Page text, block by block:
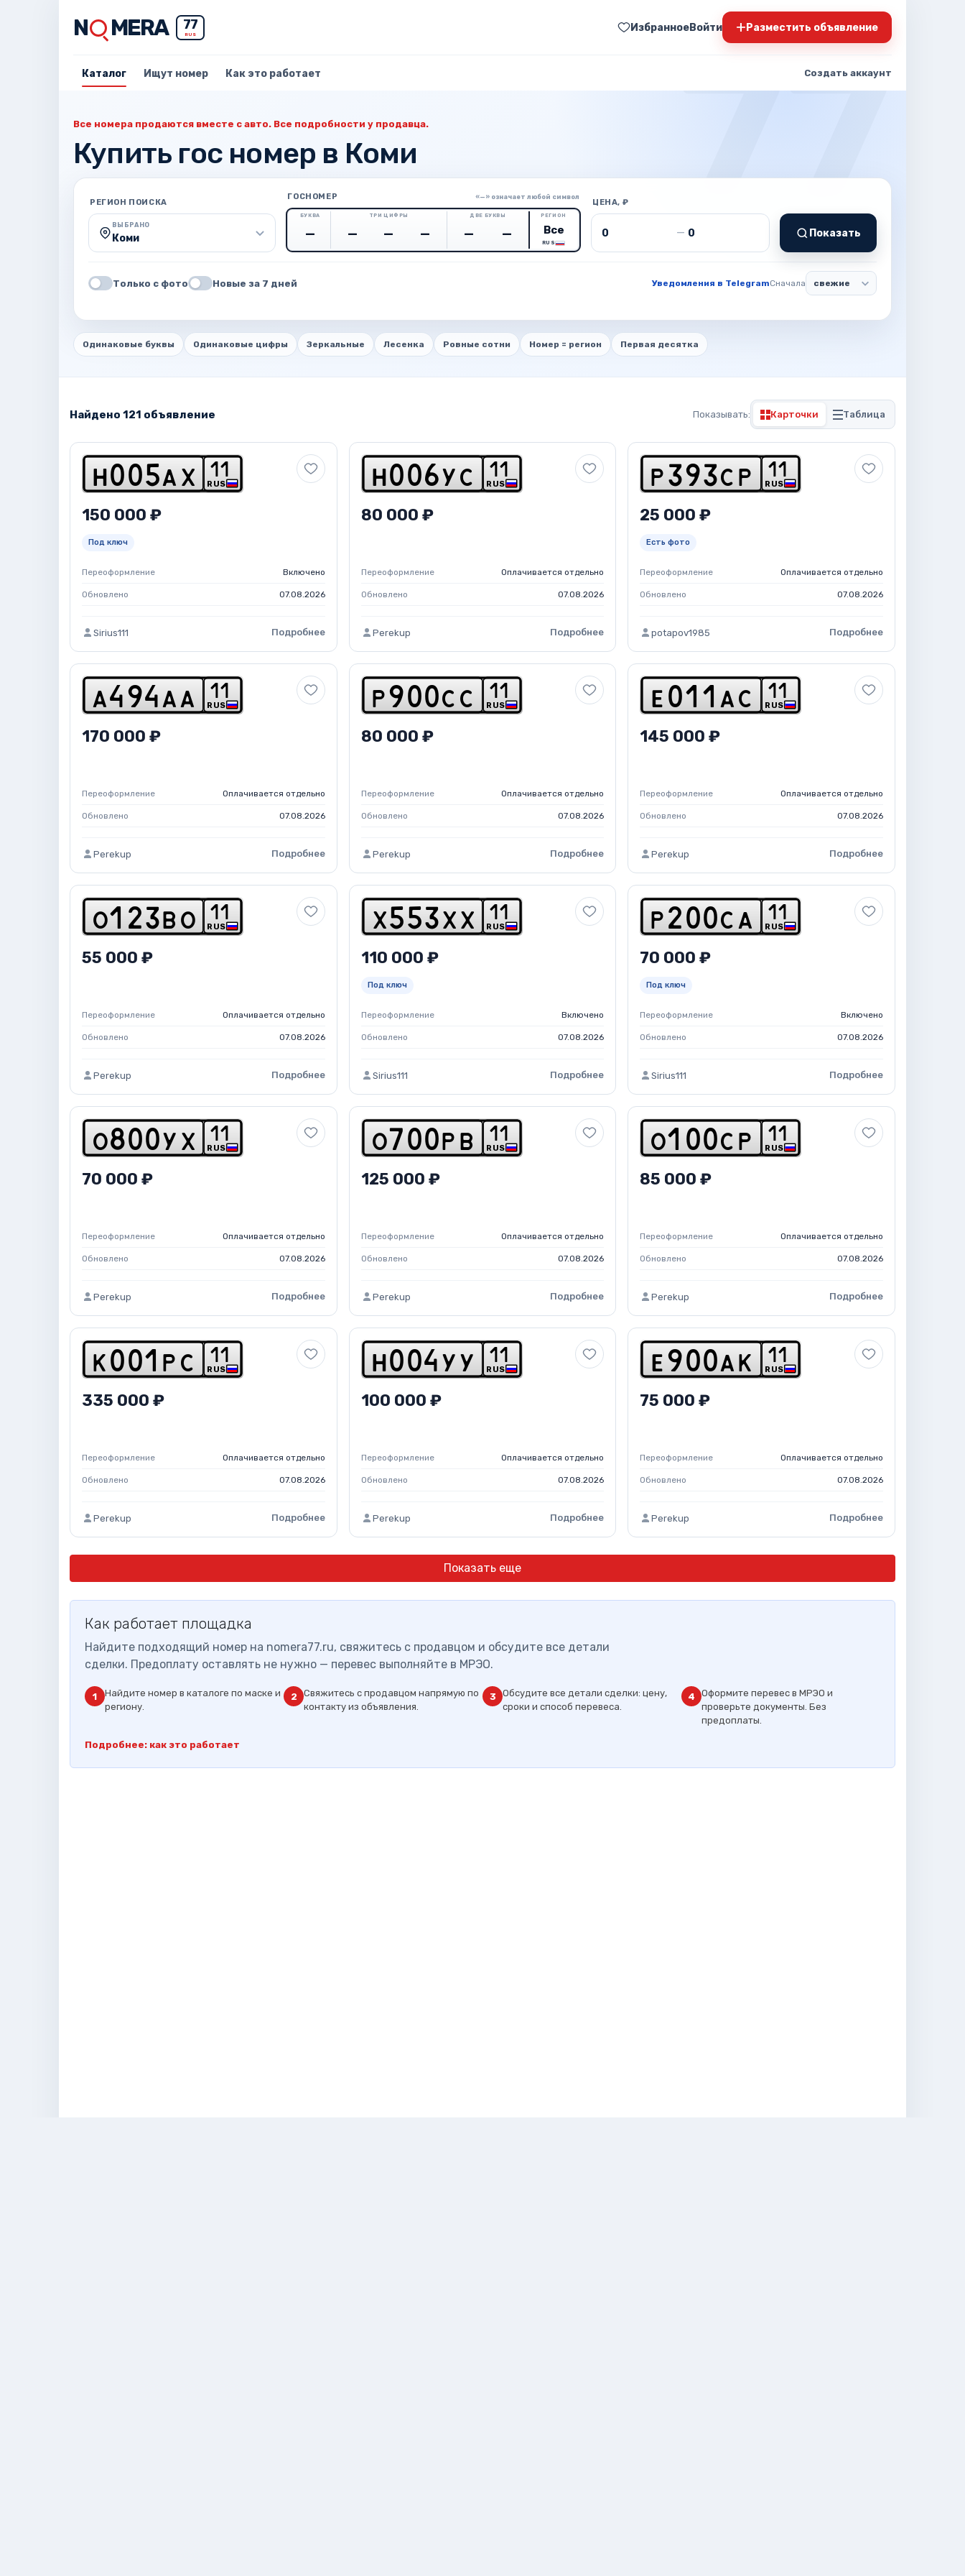
N MERA 77
RUS
ИзбранноеВойти + Разместить объявление
Каталог Ищут номер Как это работает Создать аккаунт
Все номера продаются вместе с авто. Все подробности у продавца.
Купить гос номер в Коми
РЕГИОН ПОИСКА
ВЫБРАНО
Коми
ГОСНОМЕР «—» означает любой символ
БУКВА ТРИ ЦИФРЫ ДВЕ БУКВЫ РЕГИОН
RUS
ЦЕНА, ₽
Цена от — Цена до Показать
Только с фото Новые за 7 дней Уведомления в TelegramСначала
Одинаковые буквы Одинаковые цифры Зеркальные Лесенка Ровные сотни Номер = регион Первая десятка
Найдено 121 объявление Показывать: Карточки Таблица
h 0 0 5 a x RUS
1 1
150 000 ₽
Под ключ
Переоформление Включено
Обновлено 07.08.2026
Sirius111 Подробнее
h 0 0 6 y c RUS
1 1
80 000 ₽
Переоформление Оплачивается отдельно
Обновлено 07.08.2026
Perekup Подробнее
p 3 9 3 c p RUS
1 1
25 000 ₽
Есть фото
Переоформление Оплачивается отдельно
Обновлено 07.08.2026
potapov1985 Подробнее
a 4 94 a a RUS
1 1
170 000 ₽
Переоформление Оплачивается отдельно
Обновлено 07.08.2026
Perekup Подробнее
p 9 0 0 c c RUS
1 1
80 000 ₽
Переоформление Оплачивается отдельно
Обновлено 07.08.2026
Perekup Подробнее
e 0 1 1 a c RUS
1 1
145 000 ₽
Переоформление Оплачивается отдельно
Обновлено 07.08.2026
Perekup Подробнее
o1 2 3 b o RUS
1 1
55 000 ₽
Переоформление Оплачивается отдельно
Обновлено 07.08.2026
Perekup Подробнее
x 5 5 3 x x RUS
1 1
110 000 ₽
Под ключ
Переоформление Включено
Обновлено 07.08.2026
Sirius111 Подробнее
p 2 0 0 c a RUS
1 1
70 000 ₽
Под ключ
Переоформление Включено
Обновлено 07.08.2026
Sirius111 Подробнее
o8 0 0 y x RUS
1 1
70 000 ₽
Переоформление Оплачивается отдельно
Обновлено 07.08.2026
Perekup Подробнее
o 7 0 0 p b RUS
1 1
125 000 ₽
Переоформление Оплачивается отдельно
Обновлено 07.08.2026
Perekup Подробнее
o1 0 0 c p RUS
1 1
85 000 ₽
Переоформление Оплачивается отдельно
Обновлено 07.08.2026
Perekup Подробнее
k 0 0 1 p c RUS
1 1
335 000 ₽
Переоформление Оплачивается отдельно
Обновлено 07.08.2026
Perekup Подробнее
h 0 04 y y RUS
1 1
100 000 ₽
Переоформление Оплачивается отдельно
Обновлено 07.08.2026
Perekup Подробнее
e 9 0 0 a k RUS
1 1
75 000 ₽
Переоформление Оплачивается отдельно
Обновлено 07.08.2026
Perekup Подробнее
Показать еще
Как работает площадка
Найдите подходящий номер на nomera77.ru, свяжитесь с продавцом и обсудите все детали
сделки. Предоплату оставлять не нужно — перевес выполняйте в МРЭО.
1
Найдите номер в каталоге по маске и
региону.
2
Свяжитесь с продавцом напрямую по
контакту из объявления.
3
Обсудите все детали сделки: цену,
сроки и способ перевеса.
4
Оформите перевес в МРЭО и
проверьте документы. Без
предоплаты.
Подробнее: как это работает